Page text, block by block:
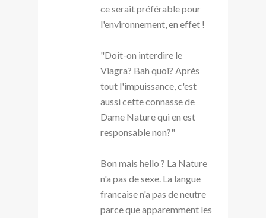
ce serait préférable pour
l'environnement, en effet !
"Doit-on interdire le
Viagra? Bah quoi? Après
tout l'impuissance, c'est
aussi cette connasse de
Dame Nature qui en est
responsable non?"
Bon mais hello ? La Nature
n'a pas de sexe. La langue
francaise n'a pas de neutre
parce que apparemment les